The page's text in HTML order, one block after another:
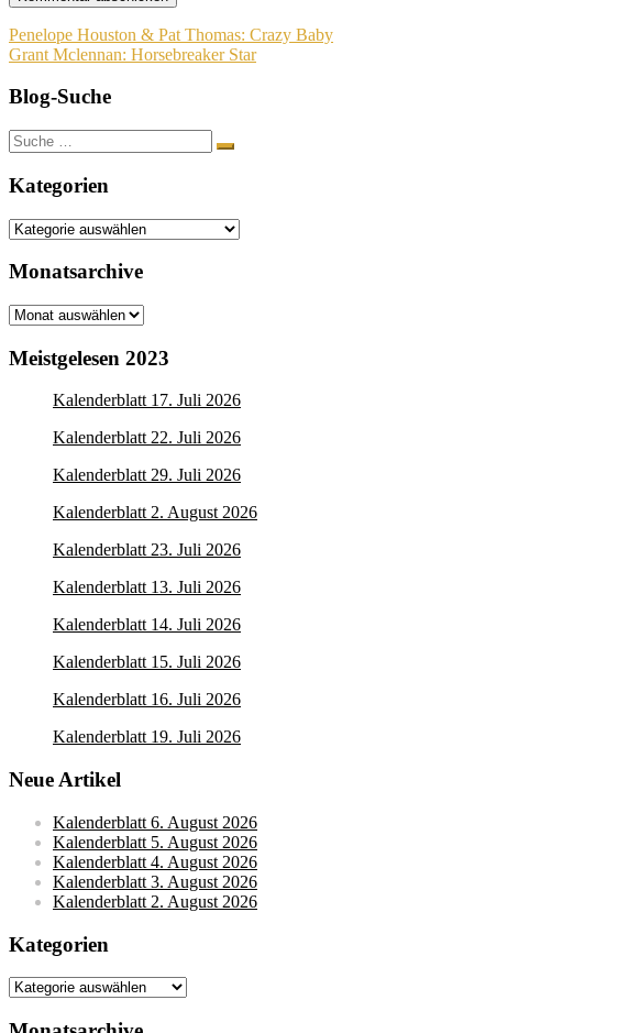
Beitragsnavigation
Penelope Houston & Pat Thomas: Crazy Baby
Grant Mclennan: Horsebreaker Star
Blog-Suche
Suche
nach:
Kategorien
Kategorien
Monatsarchive
Monatsarchive
Meistgelesen 2023
Kalenderblatt 17. Juli 2026
Kalenderblatt 22. Juli 2026
Kalenderblatt 29. Juli 2026
Kalenderblatt 2. August 2026
Kalenderblatt 23. Juli 2026
Kalenderblatt 13. Juli 2026
Kalenderblatt 14. Juli 2026
Kalenderblatt 15. Juli 2026
Kalenderblatt 16. Juli 2026
Kalenderblatt 19. Juli 2026
Neue Artikel
Kalenderblatt 6. August 2026
Kalenderblatt 5. August 2026
Kalenderblatt 4. August 2026
Kalenderblatt 3. August 2026
Kalenderblatt 2. August 2026
Kategorien
Kategorien